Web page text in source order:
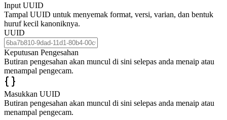
Input UUID
Tampal UUID untuk menyemak format, versi, varian, dan bentuk
huruf kecil kanoniknya.
UUID
Keputusan Pengesahan
Butiran pengesahan akan muncul di sini selepas anda menaip atau
menampal pengecam.
Masukkan UUID
Butiran pengesahan akan muncul di sini selepas anda menaip atau
menampal pengecam.